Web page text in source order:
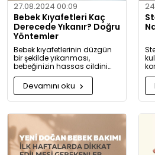
27.08.2024 00:09
Bebek Kıyafetleri Kaç
Derecede Yıkanır? Doğru
Yöntemler
Bebek kıyafetlerinin düzgün
bir şekilde yıkanması,
bebeğinizin hassas cildini
korumak için oldukça
önemlidir. Bu rehberde, bebek
giysilerinizi nasıl ve hangi
koşullarda yıkamanız
bilgiler bulacaksınız.
Devamını oku